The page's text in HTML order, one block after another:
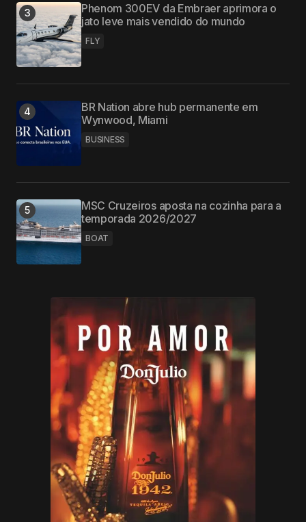
Phenom 300EV da Embraer aprimora o
jato leve mais vendido do mundo
FLY
BR Nation abre hub permanente em
Wynwood, Miami
BUSINESS
MSC Cruzeiros aposta na cozinha para a
temporada 2026/2027
BOAT